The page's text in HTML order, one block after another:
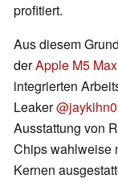
profitiert.
Aus diesem
derApple M5 Max
integrierten
Leaker@jaykihn0
Ausstattung von
Chips wahlweise
Kernen